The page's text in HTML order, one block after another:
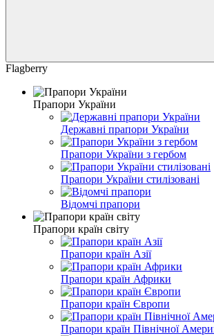
Flagberry
Прапори України
Державні прапори України
Прапори України з гербом
Прапори України стилізовані
Відомчі прапори
Прапори країн світу
Прапори країн Азії
Прапори країн Африки
Прапори країн Європи
Прапори країн Північної